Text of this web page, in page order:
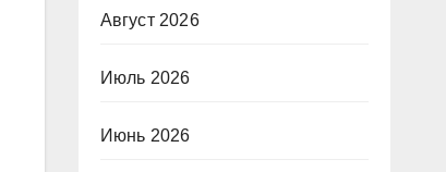
Август 2026
Июль 2026
Июнь 2026